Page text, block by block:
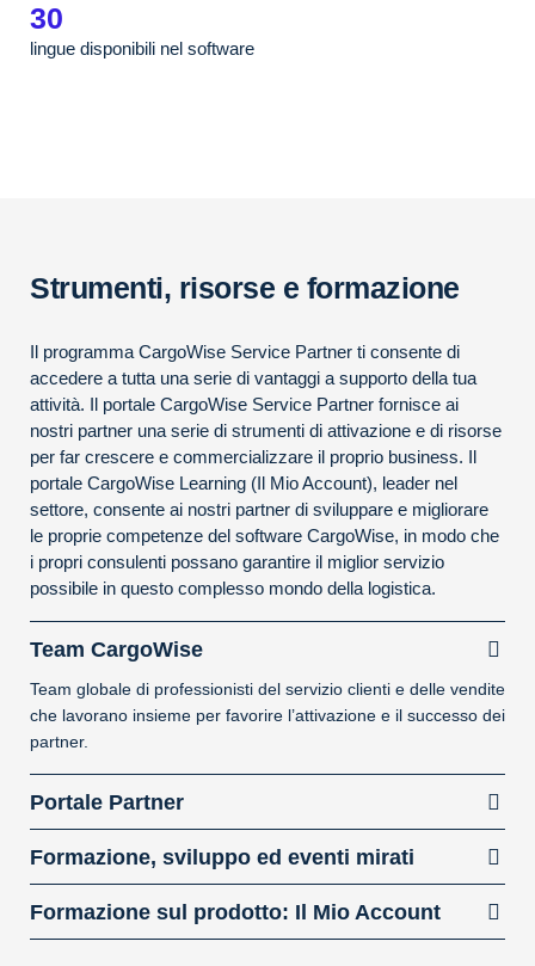
30
lingue disponibili nel software
Strumenti, risorse e formazione
Il programma CargoWise Service Partner ti consente di
accedere a tutta una serie di vantaggi a supporto della tua
attività. Il portale CargoWise Service Partner fornisce ai
nostri partner una serie di strumenti di attivazione e di risorse
per far crescere e commercializzare il proprio business. Il
portale CargoWise Learning (Il Mio Account), leader nel
settore, consente ai nostri partner di sviluppare e migliorare
le proprie competenze del software CargoWise, in modo che
i propri consulenti possano garantire il miglior servizio
possibile in questo complesso mondo della logistica.
Team CargoWise
Team globale di professionisti del servizio clienti e delle vendite
che lavorano insieme per favorire l’attivazione e il successo dei
partner.
Portale Partner
Formazione, sviluppo ed eventi mirati
Formazione sul prodotto: Il Mio Account